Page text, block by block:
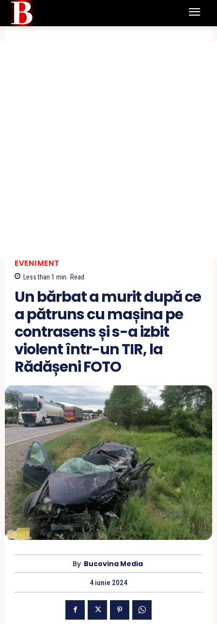
EVENIMENT
Less than 1 min. Read
Un bărbat a murit după ce
a pătruns cu mașina pe
contrasens și s-a izbit
violent într-un TIR, la
Rădășeni FOTO
By Bucovina Media
4 iunie 2024